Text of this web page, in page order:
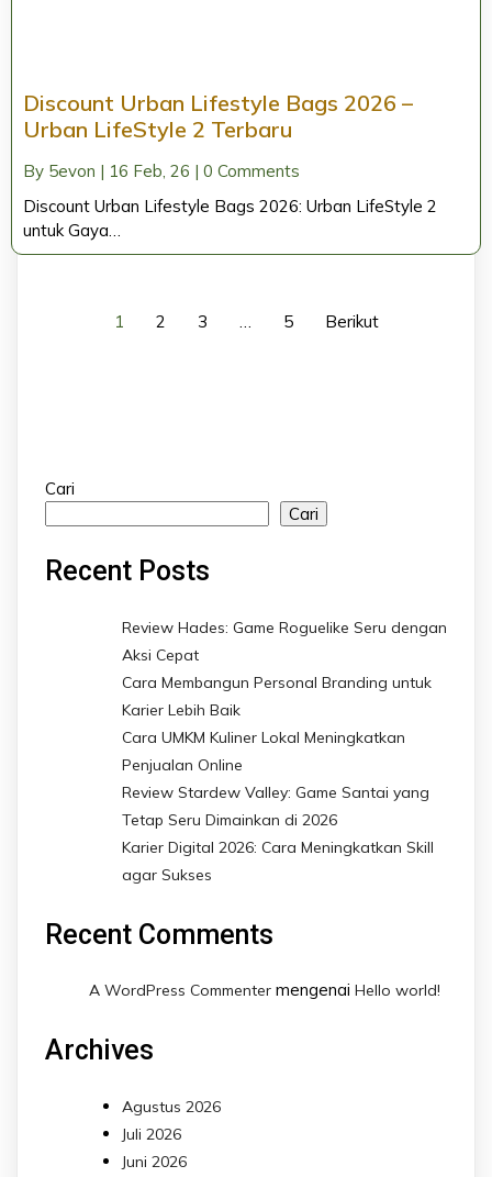
Discount Urban Lifestyle Bags 2026 –
Urban LifeStyle 2 Terbaru
By 5evon | 16 Feb, 26 | 0 Comments
Discount Urban Lifestyle Bags 2026: Urban LifeStyle 2
untuk Gaya…
1 2 3 … 5 Berikut
Cari
Cari
Recent Posts
Review Hades: Game Roguelike Seru dengan
Aksi Cepat
Cara Membangun Personal Branding untuk
Karier Lebih Baik
Cara UMKM Kuliner Lokal Meningkatkan
Penjualan Online
Review Stardew Valley: Game Santai yang
Tetap Seru Dimainkan di 2026
Karier Digital 2026: Cara Meningkatkan Skill
agar Sukses
Recent Comments
A WordPress Commenter mengenai Hello world!
Archives
Agustus 2026
Juli 2026
Juni 2026